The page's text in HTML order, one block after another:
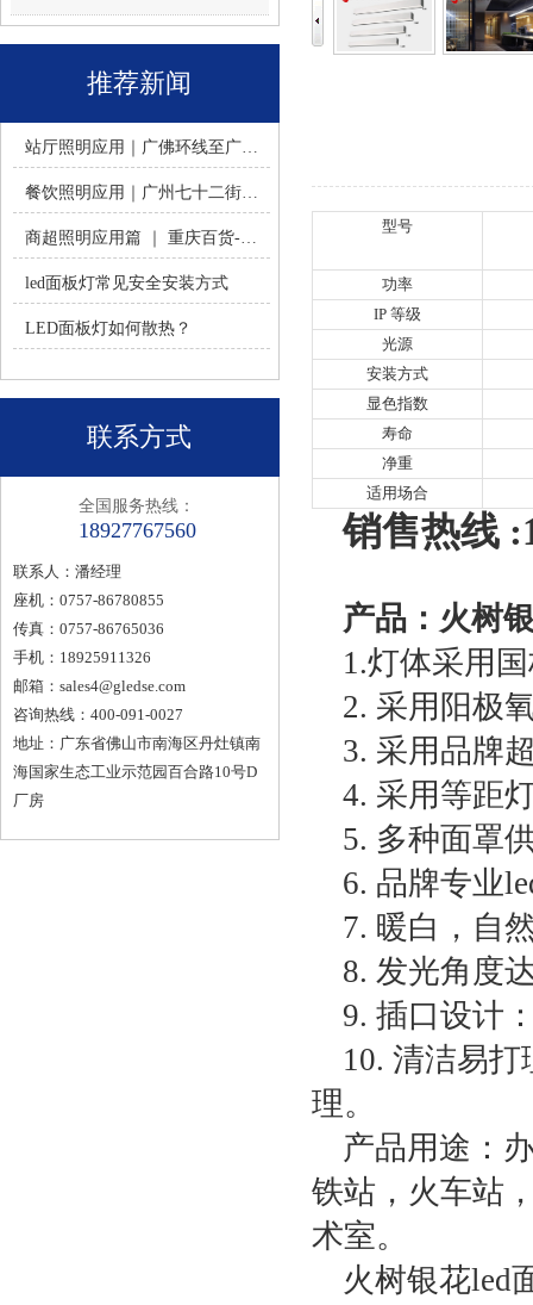
推荐新闻
站厅照明应用｜广佛环线至广州南站 -佛山火树银花照明
餐饮照明应用｜广州七十二街道餐饮连锁-佛山火树银花照明
商超照明应用篇 ｜ 重庆百货-佛山火树银花照明合作历程
led面板灯常见安全安装方式
LED面板灯如何散热？
联系方式
全国服务热线：
18927767560
联系人：潘经理
座机：0757-86780855
传真：0757-86765036
手机：18925911326
邮箱： sales4@gledse.com
咨询热线：400-091-0027
地址：广东省佛山市南海区丹灶镇南
海国家生态工业示范园百合路10号D
厂房
型号
功率
IP 等级
光源
安装方式
显色指数
寿命
净重
适用场合
销售热线
产品：火树
1.灯体采用
2. 采用阳极
3. 采用品牌
4. 采用等距
5. 多种面罩
6. 品牌专业
7. 暖白，自
8. 发光角度
9. 插口设计
10. 清洁易
理。
产品用途：
铁站，火车站
术室。
火树银花led